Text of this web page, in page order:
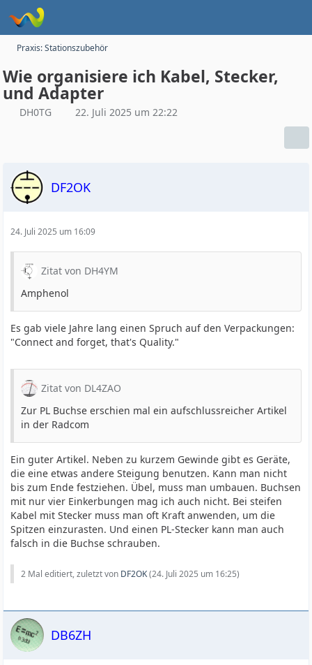
Praxis: Stationszubehör
Wie organisiere ich Kabel, Stecker,
und Adapter
DH0TG 22. Juli 2025 um 22:22
DF2OK
24. Juli 2025 um 16:09
Zitat von DH4YM
Amphenol
Es gab viele Jahre lang einen Spruch auf den Verpackungen:
"Connect and forget, that's Quality."
Zitat von DL4ZAO
Zur PL Buchse erschien mal ein aufschlussreicher Artikel
in der Radcom
Ein guter Artikel. Neben zu kurzem Gewinde gibt es Geräte,
die eine etwas andere Steigung benutzen. Kann man nicht
bis zum Ende festziehen. Übel, muss man umbauen. Buchsen
mit nur vier Einkerbungen mag ich auch nicht. Bei steifen
Kabel mit Stecker muss man oft Kraft anwenden, um die
Spitzen einzurasten. Und einen PL-Stecker kann man auch
falsch in die Buchse schrauben.
2 Mal editiert, zuletzt von DF2OK(24. Juli 2025 um 16:25)
DB6ZH